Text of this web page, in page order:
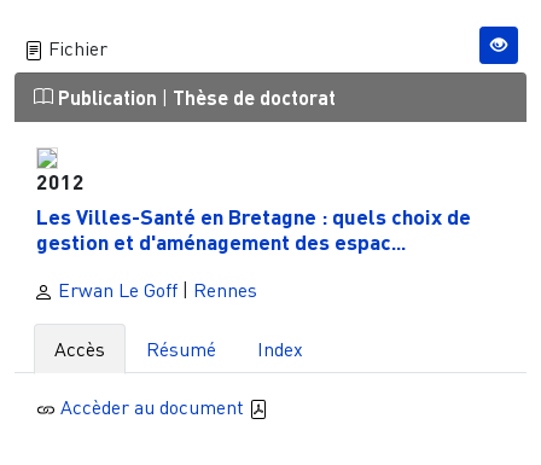
Fichier
Publication | Thèse de doctorat
2012
Les Villes-Santé en Bretagne : quels choix de
gestion et d'aménagement des espac...
Erwan Le Goff Rennes
Accès Résumé Index
Accèder au document